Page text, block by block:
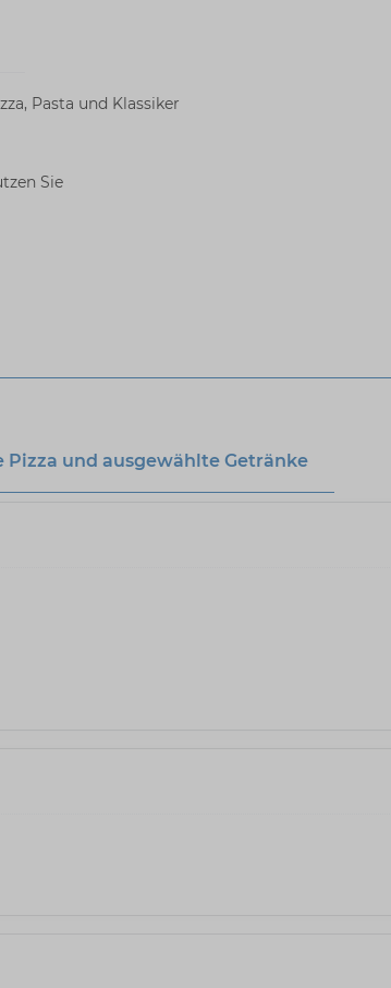
Pasta und Klassiker
Sie
Pizza und ausgewählte Getränke